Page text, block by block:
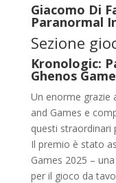
Giacomo Di
Paranormal
Sezione
Kronologic:
Ghenos
Un enorme grazie
and Games e
questi straordinari
Il premio è stato
Games 2025 –
per il gioco da